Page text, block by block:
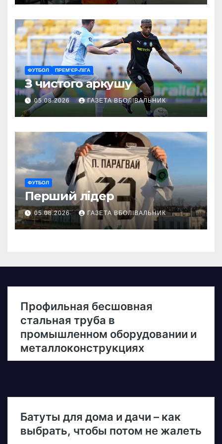
ветеранам
ФУТБОЛ ПРЕМ’ЄР-ЛІГА
З чистого аркушу
05.08.2026 ГАЗЕТА ВБОЛІВАЛЬНИК
ФУТБОЛ
Перший лідер
05.08.2026 ГАЗЕТА ВБОЛІВАЛЬНИК